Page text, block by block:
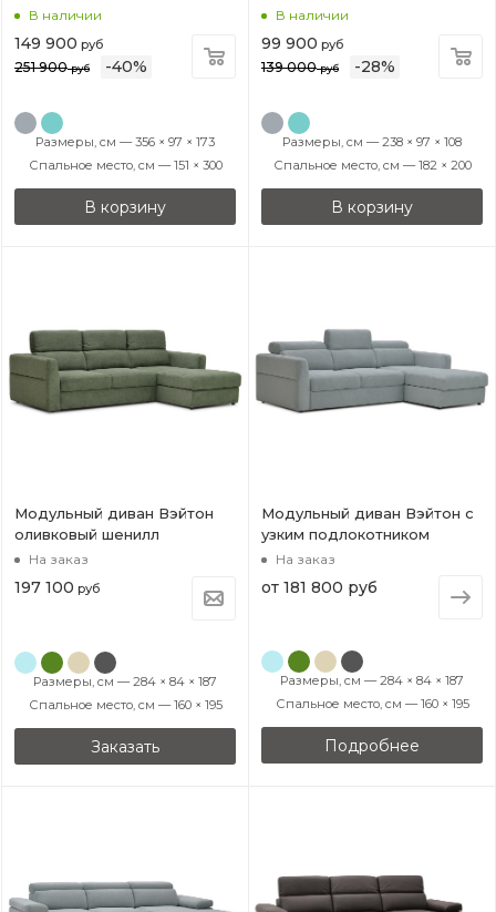
В наличии
149 900 руб
251 900руб -40%
Размеры, см — 356 × 97 × 173
Спальное место, см — 151 × 300
В корзину
В наличии
99 900 руб
139 000руб -28%
Размеры, см — 238 × 97 × 108
Спальное место, см — 182 × 200
В корзину
Модульный диван Вэйтон
оливковый шенилл
На заказ
197 100 руб
Размеры, см — 284 × 84 × 187
Спальное место, см — 160 × 195
Заказать
Модульный диван Вэйтон с
узким подлокотником
На заказ
от 181 800 руб
Размеры, см — 284 × 84 × 187
Спальное место, см — 160 × 195
Подробнее